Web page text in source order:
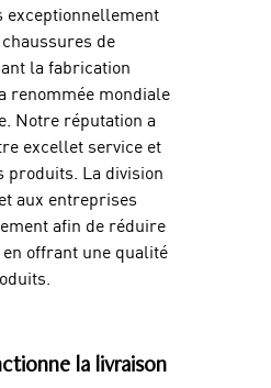
de
la fabrication
renommée mondiale
Notre réputation a
excellet service et
produits. La division
aux entreprises
afin de réduire
offrant une qualité
la livraison